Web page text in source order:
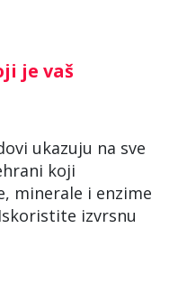
je vaš
ukazuju na sve
koji
minerale i enzime
izvrsnu